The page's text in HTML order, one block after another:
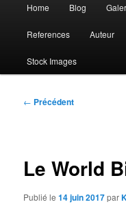
principal
Home Blog
References Auteur
Stock Images
Navigation
← Précédent
Le World
Publié le14 juin 2017par